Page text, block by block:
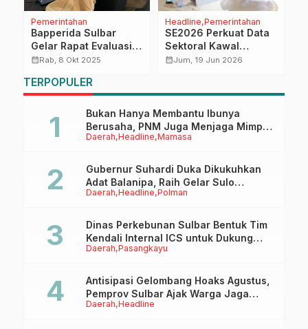
Pemerintahan
Bapperida Sulbar
Gelar Rapat Evaluasi
Kinerja dan Keuangan
2025
calendar_monthRab, 8 Okt 2025
Headline Pemerintahan
SE2026 Perkuat Data
Sektoral Kawal
Program Pancadaya
calendar_monthJum, 19 Jun 2026
TERPOPULER
Daerah Headline Mamasa
Bukan Hanya Membantu Ibunya
Berusaha, PNM Juga Menjaga Mimpi
Anaknya Untuk Menggapai Cita-Cita
Daerah Headline Polman
Gubernur Suhardi Duka Dikukuhkan
Adat Balanipa, Raih Gelar Sulo
Tappidena
Daerah Pasangkayu
Dinas Perkebunan Sulbar Bentuk Tim
Kendali Internal ICS untuk Dukung
Sertifikasi ISPO Pekebun di
Daerah Headline
Antisipasi Gelombang Hoaks Agustus,
Pemprov Sulbar Ajak Warga Jaga
Ruang Digital